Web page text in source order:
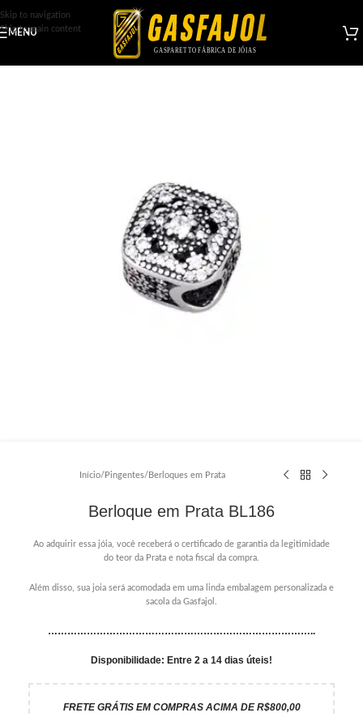
Skip to navigation
Skip to main content
MENU
Início/ Pingentes/ Berloques em Prata
Berloque em Prata BL186
Ao adquirir essa jóia, você receberá o certificado de garantia da legitimidade
do teor da Prata e nota fiscal da compra.
Além disso, sua joia será acomodada em uma linda embalagem personalizada e
sacola da Gasfajol.
………………………………………………………………………..
Disponibilidade: Entre 2 a 14 dias úteis!
FRETE GRÁTIS EM COMPRAS ACIMA DE R$800,00